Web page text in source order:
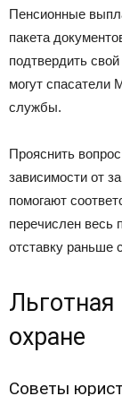
Пенсионные
пакета
подтвердить
могут спасатели
службы.
Прояснить
зависимости от
помогают
перечислен весь
отставку раньше
охране
Советы